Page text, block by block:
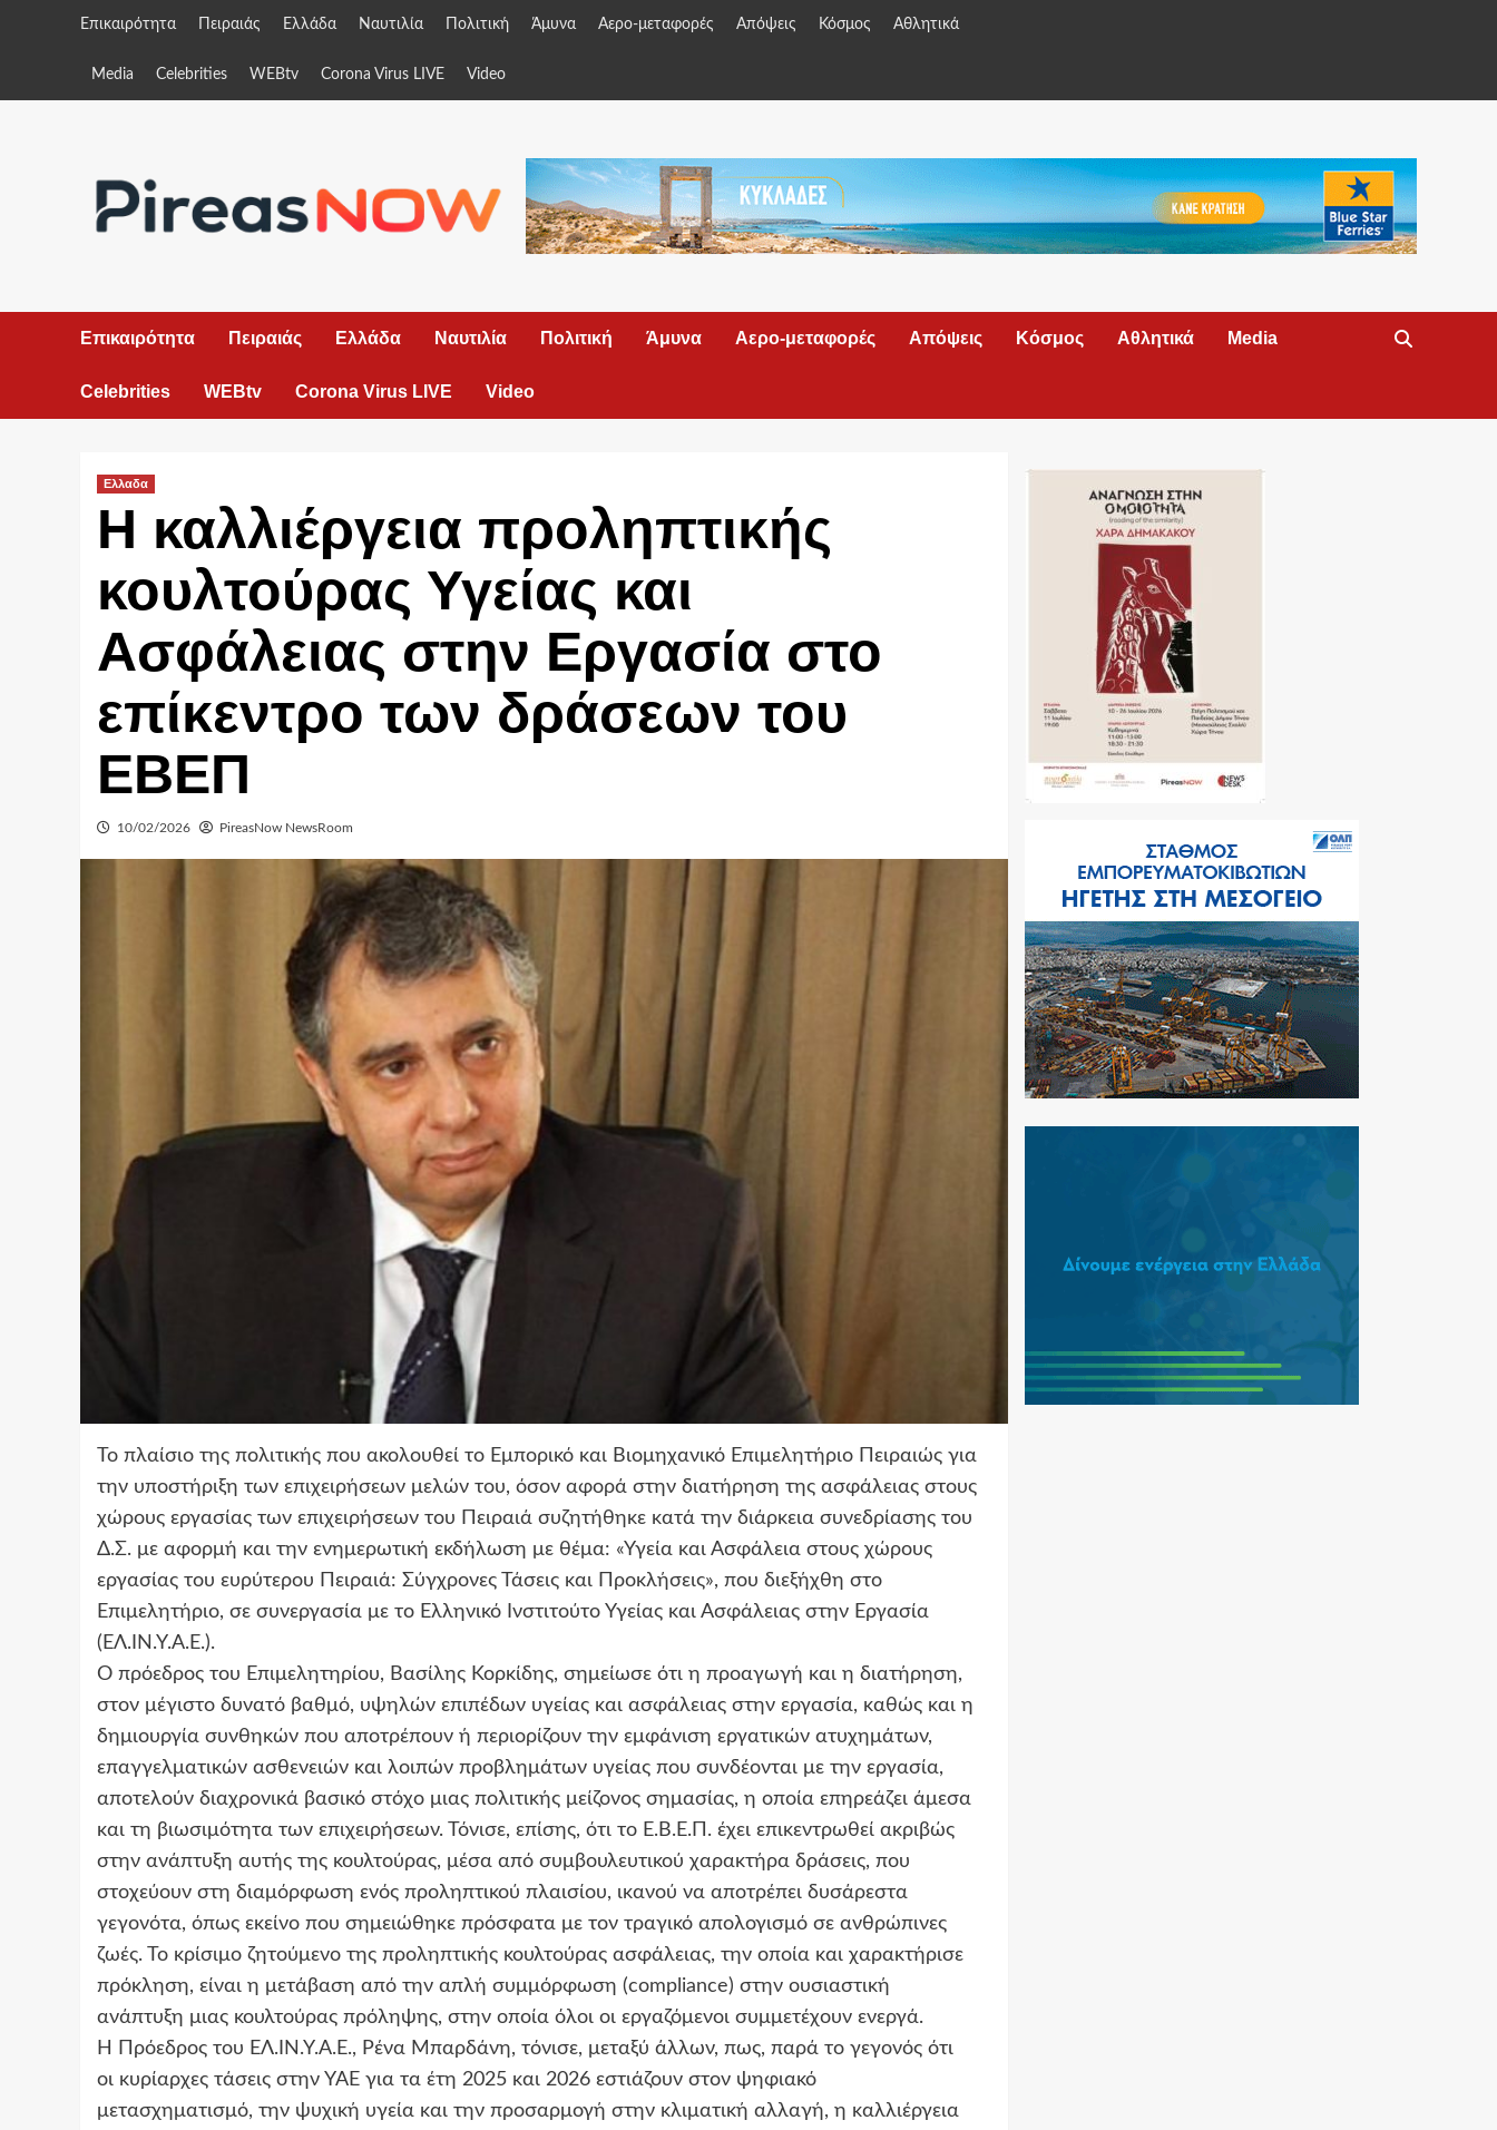
Επικαιρότητα Πειραιάς Ελλάδα Ναυτιλία Πολιτική Άμυνα Αερο-μεταφορές Απόψεις Κόσμος Αθλητικά
Media Celebrities WEBtv Corona Virus LIVE Video
Επικαιρότητα Πειραιάς Ελλάδα Ναυτιλία Πολιτική Άμυνα Αερο-μεταφορές Απόψεις Κόσμος Αθλητικά Media
Celebrities WEBtv Corona Virus LIVE Video
Ελλαδα
Η καλλιέργεια προληπτικής
κουλτούρας Υγείας και
Ασφάλειας στην Εργασία στο
επίκεντρο των δράσεων του
ΕΒΕΠ
10/02/2026 PireasNow NewsRoom
Το πλαίσιο της πολιτικής που ακολουθεί το Εμπορικό και Βιομηχανικό Επιμελητήριο Πειραιώς για
την υποστήριξη των επιχειρήσεων μελών του, όσον αφορά στην διατήρηση της ασφάλειας στους
χώρους εργασίας των επιχειρήσεων του Πειραιά συζητήθηκε κατά την διάρκεια συνεδρίασης του
Δ.Σ. με αφορμή και την ενημερωτική εκδήλωση με θέμα: «Υγεία και Ασφάλεια στους χώρους
εργασίας του ευρύτερου Πειραιά: Σύγχρονες Τάσεις και Προκλήσεις», που διεξήχθη στο
Επιμελητήριο, σε συνεργασία με το Ελληνικό Ινστιτούτο Υγείας και Ασφάλειας στην Εργασία
(ΕΛ.ΙΝ.Υ.Α.Ε.).
Ο πρόεδρος του Επιμελητηρίου, Βασίλης Κορκίδης, σημείωσε ότι η προαγωγή και η διατήρηση,
στον μέγιστο δυνατό βαθμό, υψηλών επιπέδων υγείας και ασφάλειας στην εργασία, καθώς και η
δημιουργία συνθηκών που αποτρέπουν ή περιορίζουν την εμφάνιση εργατικών ατυχημάτων,
επαγγελματικών ασθενειών και λοιπών προβλημάτων υγείας που συνδέονται με την εργασία,
αποτελούν διαχρονικά βασικό στόχο μιας πολιτικής μείζονος σημασίας, η οποία επηρεάζει άμεσα
και τη βιωσιμότητα των επιχειρήσεων. Τόνισε, επίσης, ότι το Ε.Β.Ε.Π. έχει επικεντρωθεί ακριβώς
στην ανάπτυξη αυτής της κουλτούρας, μέσα από συμβουλευτικού χαρακτήρα δράσεις, που
στοχεύουν στη διαμόρφωση ενός προληπτικού πλαισίου, ικανού να αποτρέπει δυσάρεστα
γεγονότα, όπως εκείνο που σημειώθηκε πρόσφατα με τον τραγικό απολογισμό σε ανθρώπινες
ζωές. Το κρίσιμο ζητούμενο της προληπτικής κουλτούρας ασφάλειας, την οποία και χαρακτήρισε
πρόκληση, είναι η μετάβαση από την απλή συμμόρφωση (compliance) στην ουσιαστική
ανάπτυξη μιας κουλτούρας πρόληψης, στην οποία όλοι οι εργαζόμενοι συμμετέχουν ενεργά.
Η Πρόεδρος του ΕΛ.ΙΝ.Υ.Α.Ε., Ρένα Μπαρδάνη, τόνισε, μεταξύ άλλων, πως, παρά το γεγονός ότι
οι κυρίαρχες τάσεις στην ΥΑΕ για τα έτη 2025 και 2026 εστιάζουν στον ψηφιακό
μετασχηματισμό, την ψυχική υγεία και την προσαρμογή στην κλιματική αλλαγή, η καλλιέργεια